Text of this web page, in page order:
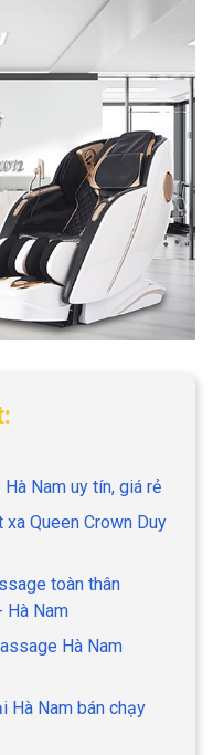
Nam uy tín, giá rẻ
xa Queen Crown Duy
toàn thân
Hà Nam
Hà Nam
Hà Nam bán chạy